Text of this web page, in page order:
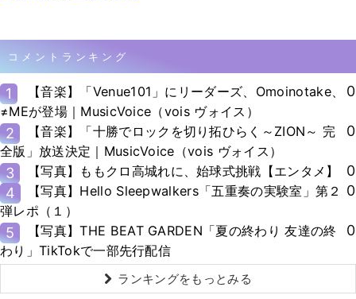
コメントランキング
1
【音楽】「Venue101」にリーダーズ、Omoinotake、
≠MEが登場｜MusicVoice（vois ヴォイス）
0
2
【音楽】「十勝でロックを切り拓ひらく～ZION～ 完
全版」放送決定｜MusicVoice（vois ヴォイス）
0
3 【写真】ももクロ高城れに、始球式挑戦【エンタメ】
0
4
【写真】Hello Sleepwalkers「五重奏の実験室」第２
弾レポ（１）
0
5
【写真】THE BEAT GARDEN「夏の終わり 友達の終
わり」TikTokで一部先行配信
0
ランキングをもっとみる